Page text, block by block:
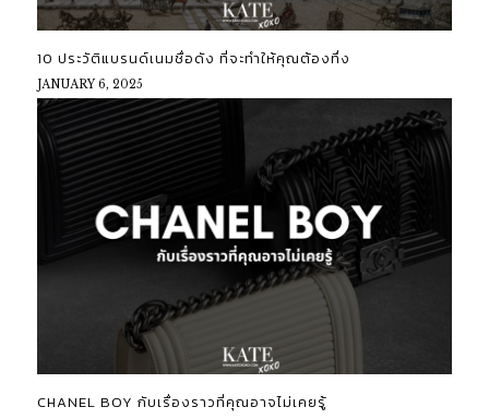
10 ประวัติแบรนด์เนมชื่อดัง ที่จะทำให้คุณต้องทึ่ง
JANUARY 6, 2025
CHANEL BOY กับเรื่องราวที่คุณอาจไม่เคยรู้